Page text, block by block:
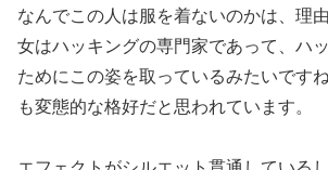
なんでこの人は服を着ないのかは、理
女はハッキングの専門家であって、ハ
ためにこの姿を取っているみたいです
も変態的な格好だと思われています。